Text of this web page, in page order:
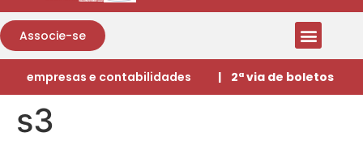
Associe-se
empresas e contabilidades | 2ª via de boletos
s3